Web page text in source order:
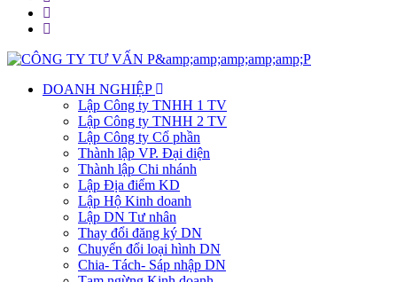
DOANH NGHIỆP
Lập Công ty TNHH 1 TV
Lập Công ty TNHH 2 TV
Lập Công ty Cổ phần
Thành lập VP. Đại diện
Thành lập Chi nhánh
Lập Địa điểm KD
Lập Hộ Kinh doanh
Lập DN Tư nhân
Thay đổi đăng ký DN
Chuyển đổi loại hình DN
Chia- Tách- Sáp nhập DN